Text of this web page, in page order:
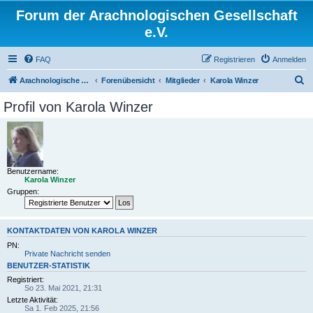
Forum der Arachnologischen Gesellschaft
e.V.
FAQ Anmelden
Registrieren
Arachnologische Gesellschaft e. V. Forenübersicht Mitglieder Karola Winzer
Profil von Karola Winzer
Benutzername:
Karola Winzer
Gruppen:
KONTAKTDATEN VON KAROLA WINZER
PN:
Private Nachricht senden
BENUTZER-STATISTIK
Registriert:
So 23. Mai 2021, 21:31
Letzte Aktivität:
Sa 1. Feb 2025, 21:56